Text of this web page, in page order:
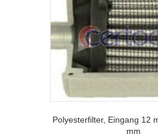
Polyesterfilter, Eingang 12
mm